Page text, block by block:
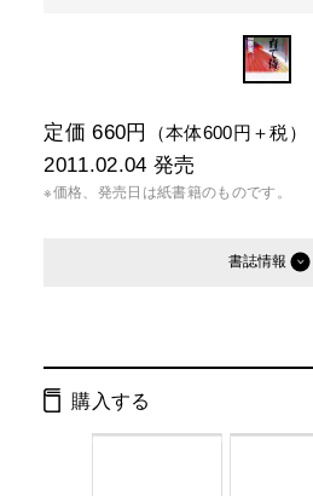
定価 660円 （本体600円＋税）
2011.02.04 発売
※価格、発売日は紙書籍のものです。
書誌情報
ISBN：
購入する